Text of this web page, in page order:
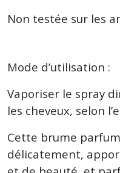
Non testée sur les
Mode d’utilisation :
Vaporiser le spray
les cheveux, selon
Cette brume
délicatement,